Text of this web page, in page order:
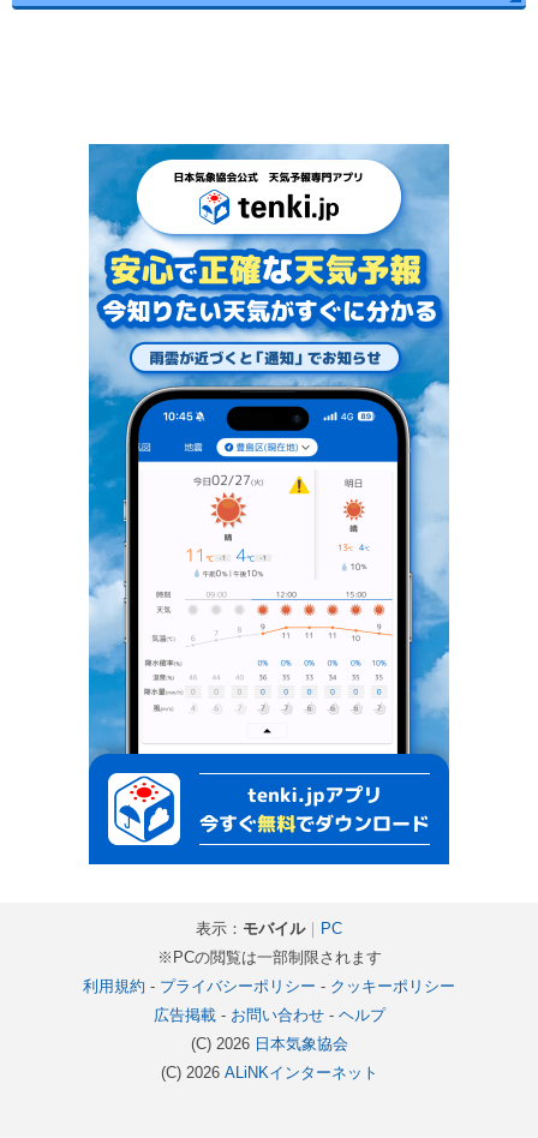
表示： モバイル｜ PC
※PCの閲覧は一部制限されます
利用規約 - プライバシーポリシー - クッキーポリシー
広告掲載- お問い合わせ- ヘルプ
(C) 2026 日本気象協会
(C) 2026 ALiNKインターネット